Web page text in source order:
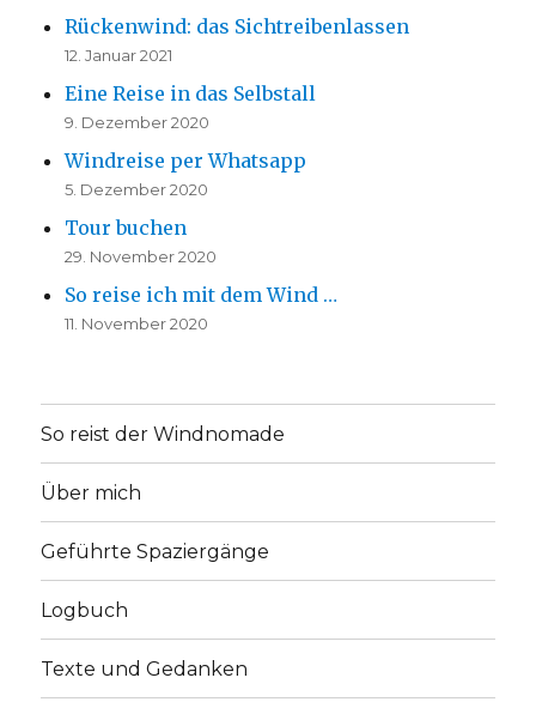
Rückenwind: das Sichtreibenlassen
12. Januar 2021
Eine Reise in das Selbstall
9. Dezember 2020
Windreise per Whatsapp
5. Dezember 2020
Tour buchen
29. November 2020
So reise ich mit dem Wind …
11. November 2020
So reist der Windnomade
Über mich
Geführte Spaziergänge
Logbuch
Texte und Gedanken